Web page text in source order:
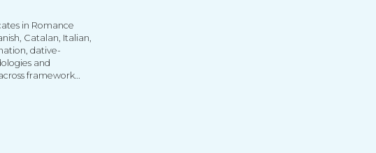
in Romance
Catalan, Italian,
dative-
and
framework